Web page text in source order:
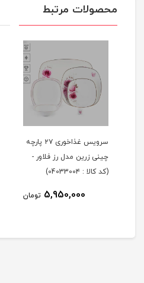
محصولات مرتبط
سرویس غذاخوری ۲۷ پارچه
چینی زرین مدل رز فلاور -
(کد کالا : 0403300۴)
5,950,000 تومان